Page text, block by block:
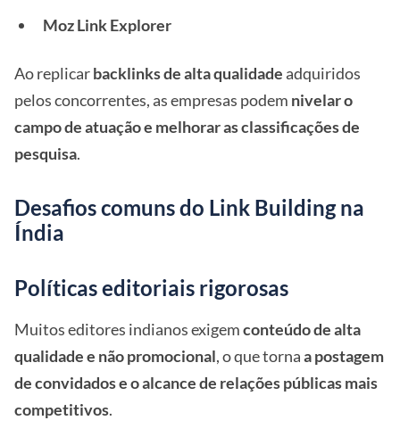
Moz Link Explorer
Ao replicarbacklinks de alta qualidade adquiridos
pelos concorrentes, as empresas podem nivelar o
campo de atuação e melhorar as classificações de
pesquisa.
Desafios comuns do Link Building na
Índia
Políticas editoriais rigorosas
Muitos editores indianos exigemconteúdo de alta
qualidade e não promocional, o que tornaa postagem
de convidados e o alcance de relações públicas mais
competitivos.